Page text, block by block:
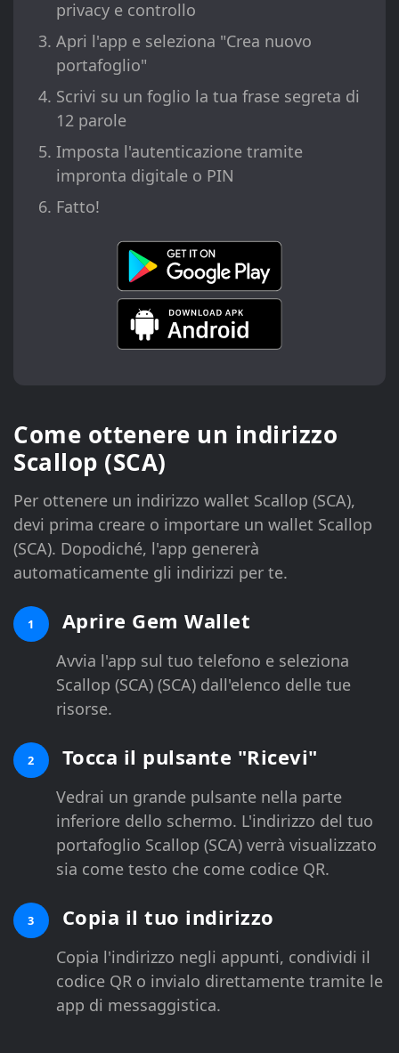
privacy e controllo
Apri l'app e seleziona "Crea nuovo
portafoglio"
Scrivi su un foglio la tua frase segreta di
12 parole
Imposta l'autenticazione tramite
impronta digitale o PIN
Fatto!
Come ottenere un indirizzo
Scallop (SCA)
Per ottenere un indirizzo wallet Scallop (SCA),
devi prima creare o importare un wallet Scallop
(SCA). Dopodiché, l'app genererà
automaticamente gli indirizzi per te.
1 Aprire Gem Wallet
Avvia l'app sul tuo telefono e seleziona
Scallop (SCA) (SCA) dall'elenco delle tue
risorse.
2 Tocca il pulsante "Ricevi"
Vedrai un grande pulsante nella parte
inferiore dello schermo. L'indirizzo del tuo
portafoglio Scallop (SCA) verrà visualizzato
sia come testo che come codice QR.
3 Copia il tuo indirizzo
Copia l'indirizzo negli appunti, condividi il
codice QR o invialo direttamente tramite le
app di messaggistica.